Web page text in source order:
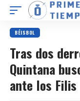
BÉISBOL
Tras dos
Quintana
ante los Filis